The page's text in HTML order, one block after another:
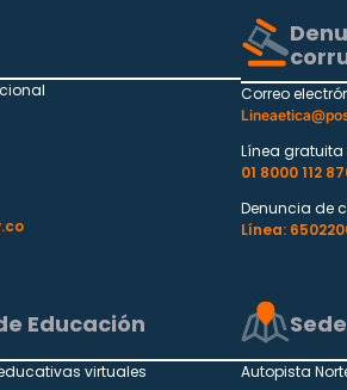
Correo
Línea
01 8000 112
Denuncia de
Línea:
Educación
virtuales Autopista